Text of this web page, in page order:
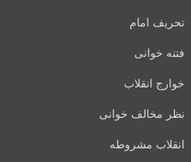
تحریف امام
فتنه خوانی
خوارج انقلاب
نظر مخالف خوانی
انقلاب مشروطه